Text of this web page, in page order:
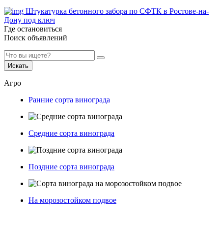
Штукатурка бетонного забора по СФТК в Ростове-на-
Дону под ключ
Где остановиться
Поиск объявлений
Искать
Агро
Ранние сорта винограда
Средние сорта винограда
Поздние сорта винограда
На морозостойком подвое